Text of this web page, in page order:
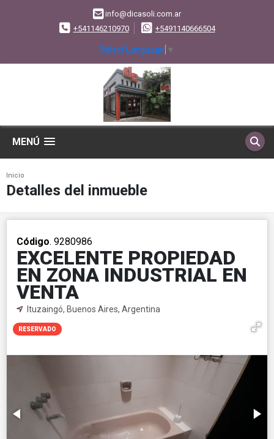
info@dicasoli.com.ar
+541146210970
+5491140666504
Select Language ▼
MENÚ
Inicio
Detalles del inmueble
Código. 9280986
EXCELENTE PROPIEDAD
EN ZONA INDUSTRIAL EN
VENTA
Ituzaingó, Buenos Aires, Argentina
RESERVADO